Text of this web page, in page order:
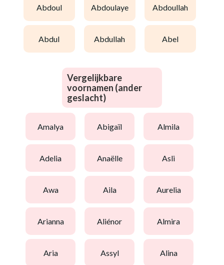
abdoul abdoulaye abdoullah
abdul abdullah abel
Vergelijkbare
voornamen (ander
geslacht)
amalya abigaïl almila
adelia anaëlle asli
awa aila aurelia
arianna aliénor almira
aria assyl alina